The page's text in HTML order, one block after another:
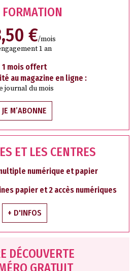
FORMATION
€/mois
1 an
1 mois offert
au magazine en ligne :
journal du mois
JE M’ABONNE
ET LES CENTRES
numérique et papier
papier et 2 accès numériques
+ D'INFOS
DÉCOUVERTE
GRATUIT